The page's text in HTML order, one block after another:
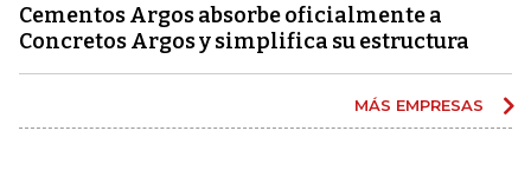
Cementos Argos absorbe oficialmente a
Concretos Argos y simplifica su estructura
MÁS EMPRESAS